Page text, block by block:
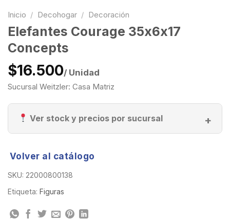
Inicio / Decohogar / Decoración
Elefantes Courage 35x6x17
Concepts
$16.500/ Unidad
Sucursal Weitzler: Casa Matriz
Ver stock y precios por sucursal
Volver al catálogo
SKU: 22000800138
Etiqueta: Figuras